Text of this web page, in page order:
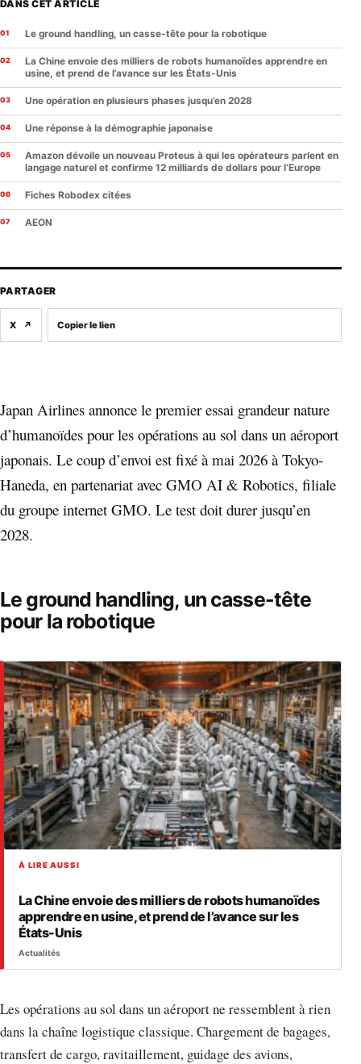
Japan Airlines annonce le premier essai grandeur nature
d’humanoïdes pour les opérations au sol dans un aéroport
japonais. Le coup d’envoi est fixé à mai 2026 à Tokyo-
Haneda, en partenariat avec GMO AI & Robotics, filiale
du groupe internet GMO. Le test doit durer jusqu’en
2028.
Le ground handling, un casse-tête
pour la robotique
À LIRE AUSSI
La Chine envoie des milliers de robots humanoïdes
apprendre en usine, et prend de l’avance sur les
États-Unis
Actualités
Les opérations au sol dans un aéroport ne ressemblent à rien
dans la chaîne logistique classique. Chargement de bagages,
transfert de cargo, ravitaillement, guidage des avions,
DANS CET ARTICLE
Le ground handling, un casse-tête pour la robotique
La Chine envoie des milliers de robots humanoïdes apprendre en
usine, et prend de l’avance sur les États-Unis
Une opération en plusieurs phases jusqu’en 2028
Une réponse à la démographie japonaise
Amazon dévoile un nouveau Proteus à qui les opérateurs parlent en
langage naturel et confirme 12 milliards de dollars pour l’Europe
Fiches Robodex citées
AEON
PARTAGER
X ↗ Copier le lien